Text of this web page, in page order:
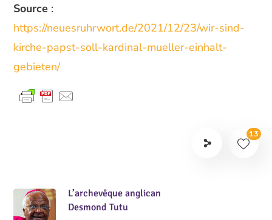
Source :
https://neuesruhrwort.de/2021/12/23/wir-sind-
kirche-papst-soll-kardinal-mueller-einhalt-
gebieten/
13
L’archevêque anglican
Desmond Tutu